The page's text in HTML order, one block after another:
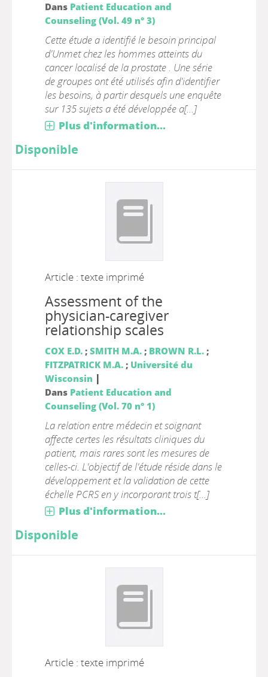
Dans Patient Education and
Counseling (Vol. 49 n° 3)
Cette étude a identifié le besoin principal
d'Unmet chez les hommes atteints du
cancer localisé de la prostate . Une série
de groupes ont été utilisés afin d'identifier
les besoins, à partir desquels une enquête
sur 135 sujets a été développée a[...]
Plus d'information...
Disponible
Article : texte imprimé
Assessment of the
physician-caregiver
relationship scales
COX E.D.; SMITH M.A.; BROWN R.L.;
FITZPATRICK M.A.; Université du
Wisconsin |
Dans Patient Education and
Counseling (Vol. 70 n° 1)
La relation entre médecin et soignant
affecte certes les résultats cliniques du
patient, mais rares sont les mesures de
celles-ci. L'objectif de l'étude réside dans le
développement et la validation de cette
échelle PCRS en y incorporant trois t[...]
Plus d'information...
Disponible
Article : texte imprimé